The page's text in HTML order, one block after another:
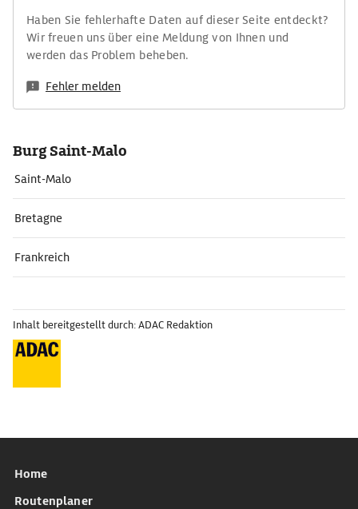
Haben Sie fehlerhafte Daten auf dieser Seite entdeckt?
Wir freuen uns über eine Meldung von Ihnen und
werden das Problem beheben.
Fehler melden
Burg Saint-Malo
Saint-Malo
Bretagne
Frankreich
Inhalt bereitgestellt durch: ADAC Redaktion
Home
Routenplaner